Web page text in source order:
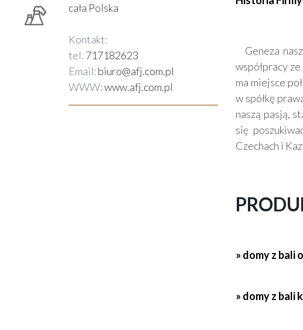
cała Polska
Kontakt:
tel. 717182623
Email: biuro@afj.com.pl
WWW:www.afj.com.pl
Geneza
współpracy
ma miejsce
w spółkę
naszą pasją,
się
Czechach i
» domy z bali
» domy z bali